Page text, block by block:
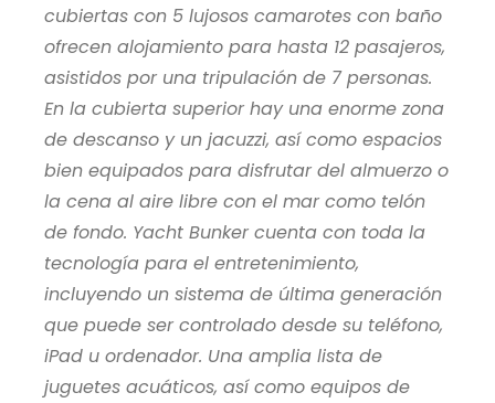
cubiertas con 5 lujosos camarotes con baño
ofrecen alojamiento para hasta 12 pasajeros,
asistidos por una tripulación de 7 personas.
En la cubierta superior hay una enorme zona
de descanso y un jacuzzi, así como espacios
bien equipados para disfrutar del almuerzo o
la cena al aire libre con el mar como telón
de fondo. Yacht Bunker cuenta con toda la
tecnología para el entretenimiento,
incluyendo un sistema de última generación
que puede ser controlado desde su teléfono,
iPad u ordenador. Una amplia lista de
juguetes acuáticos, así como equipos de